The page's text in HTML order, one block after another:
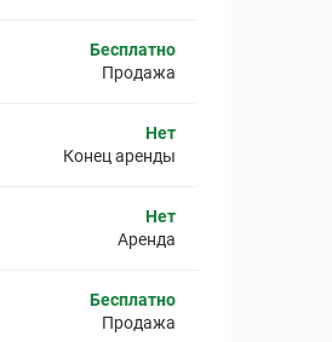
Бесплатно
Продажа
Нет
Конец аренды
Нет
Аренда
Бесплатно
Продажа